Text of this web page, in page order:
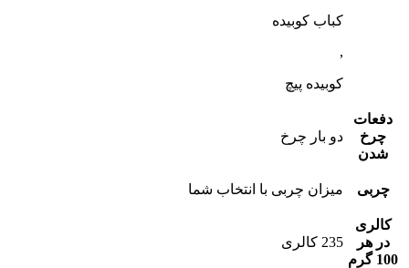
کباب کوبیده
,
کوبیده پیچ
دفعات
چرخ
شدن
دو بار چرخ
چربی میزان چربی با انتخاب شما
کالری
در هر
100 گرم
235 کالری